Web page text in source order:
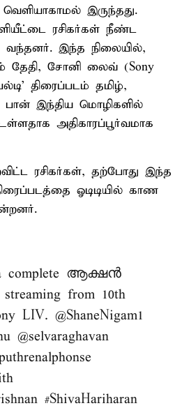
வெளியாகாமல் இருந்தது.
ரசிகர்கள் நீண்ட
வந்தனர். இந்த நிலையில்,
தேதி, சோனி லைவ் (Sony
திரைப்படம் தமிழ்,
இந்திய மொழிகளில்
அதிகாரப்பூர்வமாக
ரசிகர்கள், தற்போது இந்த
ஓடிடியில் காண
complete ആക്ഷൻ
streaming from 10th
LIV. @ShaneNigam1
@selvaraghavan
#ShivaHariharan